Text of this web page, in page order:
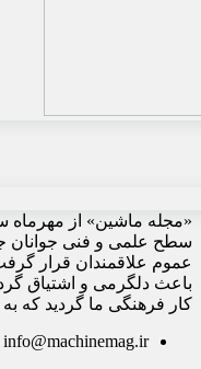
سطح علمی و فنی جوانان
عموم علاقمندان قرار
باعث دلگرمی و اشتیاق
کار فرهنگی ما گردید که
info@machinemag.ir